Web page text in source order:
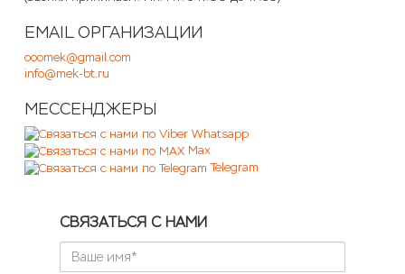
EMAIL ОРГАНИЗАЦИИ
ooomek@gmail.com
info@mek-bt.ru
МЕССЕНДЖЕРЫ
Whatsapp
Max
Telegram
СВЯЗАТЬСЯ С НАМИ